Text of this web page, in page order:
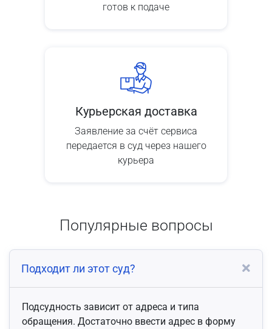
готов к подаче
Курьерская доставка
Заявление за счёт сервиса
передается в суд через нашего
курьера
Популярные вопросы
Подходит ли этот суд?
Подсудность зависит от адреса и типа
обращения. Достаточно ввести адрес в форму